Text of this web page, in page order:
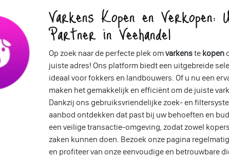
Varkens Kopen en Verkopen:
Partner in Veehandel
Op zoek naar de perfecte plek omvarkenste kopen
juiste adres! Ons platform biedt een uitgebreide
ideaal voor fokkers en landbouwers. Of u nu een
maken het gemakkelijk en efficiënt om de juiste
Dankzij ons gebruiksvriendelijke zoek- en
aanbod ontdekken dat past bij uw behoeften en
een veilige transactie-omgeving, zodat zowel
zaken kunnen doen. Bezoek onze pagina
en profiteer van onze eenvoudige en betrouwbare